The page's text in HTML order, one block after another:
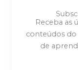
Receba as
conteúdos do
de